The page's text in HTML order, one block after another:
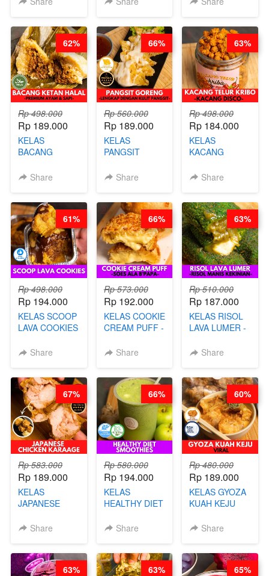
DALAM
KALENG-BY
CHEF DITA
JUNI)
Rp 498.000
Rp 189.000
KELAS
BACANG
PREMIUM
Share
62%
Rp 560.000
Rp 189.000
KELAS
PANGSIT
LENGKAP
PANGSIT -BY
CHEF DITA
Share
66%
Rp 498.000
Rp 184.000
KELAS
KACANG
KACANG
Share
63%
Rp 498.000
Rp 194.000
KELAS SCOOP
LAVA COOKIES
Share
61%
Rp 573.000
Rp 192.000
KELAS COOKIE
CREAM PUFF -
B’PAPA-BY
Share
66%
Rp 510.000
Rp 187.000
KELAS RISOL
LAVA LUMER -
KEKINIAN-BY
Share
63%
Rp 583.000
Rp 189.000
KELAS
JAPANESE
KARAAGE - BY
Share
67%
Rp 580.000
Rp 194.000
KELAS
HEALTHY DIET
BY BARISTA
Share
66%
Rp 480.000
Rp 189.000
KELAS GYOZA
KUAH KEJU
CHEF DITA
Share
60%
63% 63% 65%